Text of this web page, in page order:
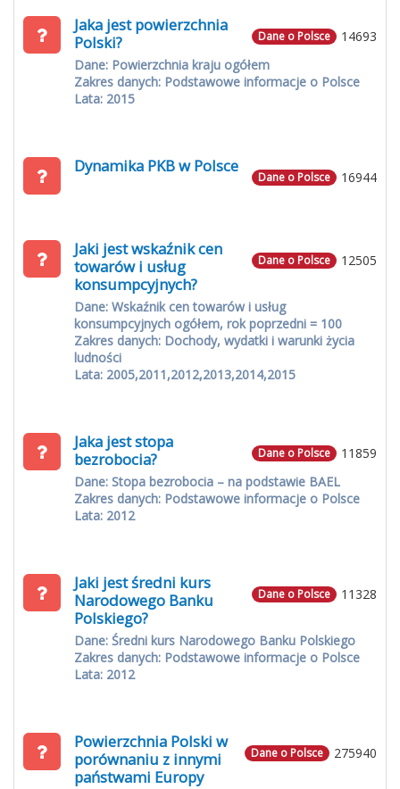
14693
Dane o Polsce
Jaka jest powierzchnia
Polski?
Dane: Powierzchnia kraju ogółem
Zakres danych: Podstawowe informacje o Polsce
Lata: 2015
16944
Dane o Polsce
Dynamika PKB w Polsce
12505
Dane o Polsce
Jaki jest wskaźnik cen
towarów i usług
konsumpcyjnych?
Dane: Wskaźnik cen towarów i usług
konsumpcyjnych ogółem, rok poprzedni = 100
Zakres danych: Dochody, wydatki i warunki życia
ludności
Lata: 2005,2011,2012,2013,2014,2015
11859
Dane o Polsce
Jaka jest stopa
bezrobocia?
Dane: Stopa bezrobocia – na podstawie BAEL
Zakres danych: Podstawowe informacje o Polsce
Lata: 2012
11328
Dane o Polsce
Jaki jest średni kurs
Narodowego Banku
Polskiego?
Dane: Średni kurs Narodowego Banku Polskiego
Zakres danych: Podstawowe informacje o Polsce
Lata: 2012
275940
Dane o Polsce
Powierzchnia Polski w
porównaniu z innymi
państwami Europy